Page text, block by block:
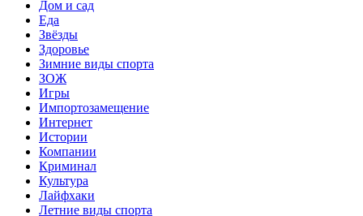
Дом и сад
Еда
Звёзды
Здоровье
Зимние виды спорта
ЗОЖ
Игры
Импортозамещение
Интернет
Истории
Компании
Криминал
Культура
Лайфхаки
Летние виды спорта